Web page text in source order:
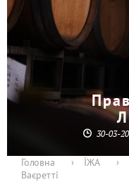
30-03-
Головна › ЇЖА ›
Ваєретті